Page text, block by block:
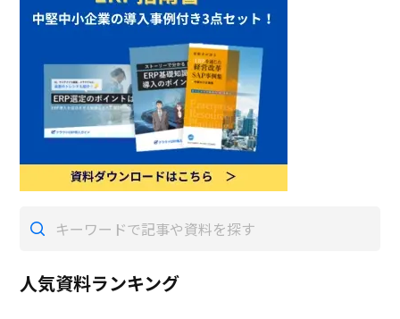
人気資料ランキング